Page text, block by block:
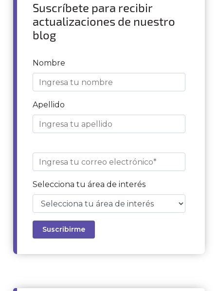
Suscríbete para recibir
actualizaciones de nuestro
blog
Nombre
Apellido
Selecciona tu área de interés